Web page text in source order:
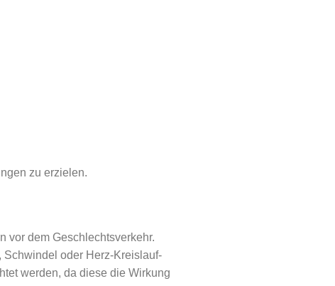
zu erzielen.
vor dem Geschlechtsverkehr.
oder Herz-Kreislauf-
werden, da diese die Wirkung